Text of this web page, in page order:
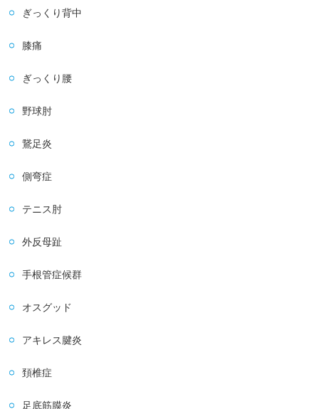
ぎっくり背中
膝痛
ぎっくり腰
野球肘
鵞足炎
側弯症
テニス肘
外反母趾
手根管症候群
オスグッド
アキレス腱炎
頚椎症
足底筋膜炎